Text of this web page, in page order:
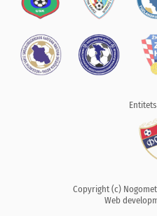
Copyright (c)
Web